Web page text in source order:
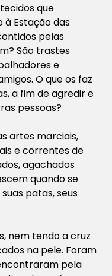
que
Estação das
pelas
São trastes
e
O que os faz
a fim de agredir e
pessoas?
artes marciais,
e correntes de
agachados
quando se
patas, seus
nem tendo a cruz
na pele. Foram
pela